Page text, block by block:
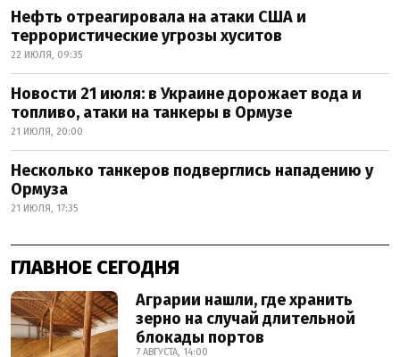
Нефть отреагировала на атаки США и
террористические угрозы хуситов
22 ИЮЛЯ, 09:35
Новости 21 июля: в Украине дорожает вода и
топливо, атаки на танкеры в Ормузе
21 ИЮЛЯ, 20:00
Несколько танкеров подверглись нападению у
Ормуза
21 ИЮЛЯ, 17:35
ГЛАВНОЕ СЕГОДНЯ
Аграрии нашли, где хранить
зерно на случай длительной
блокады портов
7 АВГУСТА, 14:00